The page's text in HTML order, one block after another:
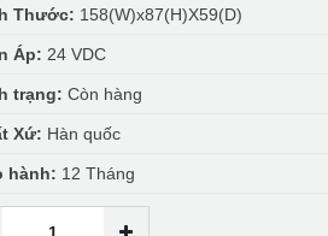
Thước: 158(W)x87(H)X59(D)
Áp: 24 VDC
trạng: Còn hàng
Xứ: Hàn quốc
hành: 12 Tháng